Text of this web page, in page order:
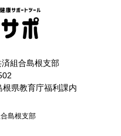
済組合島根支部
県教育庁福利課内
島根支部